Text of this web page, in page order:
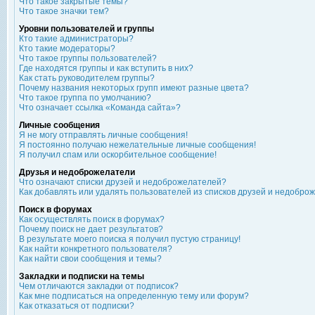
Что такое значки тем?
Уровни пользователей и группы
Кто такие администраторы?
Кто такие модераторы?
Что такое группы пользователей?
Где находятся группы и как вступить в них?
Как стать руководителем группы?
Почему названия некоторых групп имеют разные цвета?
Что такое группа по умолчанию?
Что означает ссылка «Команда сайта»?
Личные сообщения
Я не могу отправлять личные сообщения!
Я постоянно получаю нежелательные личные сообщения!
Я получил спам или оскорбительное сообщение!
Друзья и недоброжелатели
Что означают списки друзей и недоброжелателей?
Как добавлять или удалять пользователей из списков друзей и
Поиск в форумах
Как осуществлять поиск в форумах?
Почему поиск не дает результатов?
В результате моего поиска я получил пустую страницу!
Как найти конкретного пользователя?
Как найти свои сообщения и темы?
Закладки и подписки на темы
Чем отличаются закладки от подписок?
Как мне подписаться на определенную тему или форум?
Как отказаться от подписки?